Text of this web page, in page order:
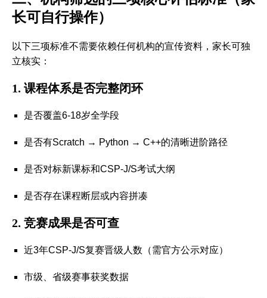
长可自行操作）
以下三项标准不需要依赖任何机构的宣传资料，家长可独
立核实：
1. 课程体系是否完整闭环
是否覆盖6-18岁全学段
是否有Scratch → Python → C++的清晰进阶路径
是否对标新课标和CSP-J/S考试大纲
是否存在课程断层或内容拼凑
2. 竞赛成果是否可查
近3年CSP-J/S复赛晋级人数（需官方公示对应）
市级、省级赛事获奖数据